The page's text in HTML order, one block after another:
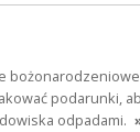
podarunki,
odpadami.